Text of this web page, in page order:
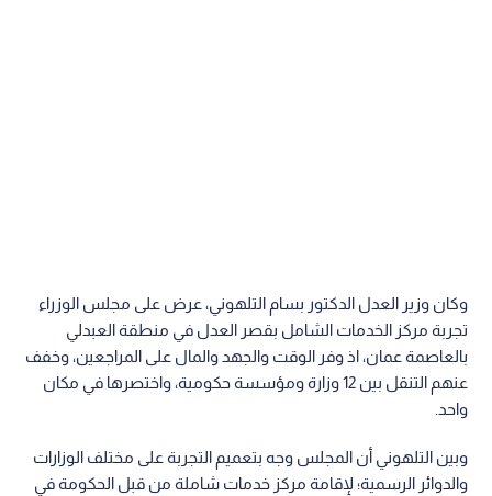
وكان وزير العدل الدكتور بسام التلهوني، عرض على مجلس الوزراء
تجربة مركز الخدمات الشامل بقصر العدل في منطقة العبدلي
بالعاصمة عمان، اذ وفر الوقت والجهد والمال على المراجعين، وخفف
عنهم التنقل بين 12 وزارة ومؤسسة حكومية، واختصرها في مكان
واحد.
وبين التلهوني أن المجلس وجه بتعميم التجربة على مختلف الوزارات
والدوائر الرسمية؛ لإقامة مركز خدمات شاملة من قبل الحكومة في